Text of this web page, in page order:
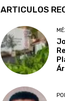
ARTICULOS